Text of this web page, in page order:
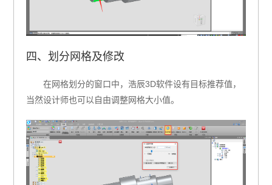
四、划分网格及修改
在网格划分的窗口中，浩辰3D软件设有目标推荐值，
当然设计师也可以自由调整网格大小值。